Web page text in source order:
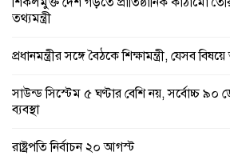
তথ্যমন্ত্রী
প্রধানমন্ত্রীর সঙ্গে বৈঠকে শিক্ষামন্ত্রী, যেসব
সাউন্ড সিস্টেম ৫ ঘণ্টার বেশি নয়, সর্বোচ্চ ৯০
ব্যবস্থা
রাষ্ট্রপতি নির্বাচন ২০ আগস্ট